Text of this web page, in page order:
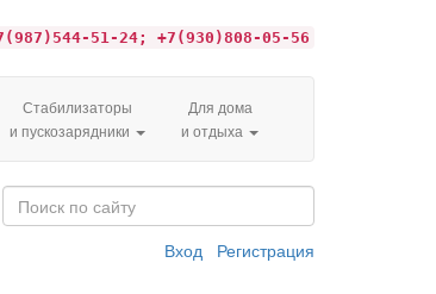
51-24; +7(930)808-05-56
Стабилизаторы
и пускозарядники
Для дома
и отдыха
Вход Регистрация